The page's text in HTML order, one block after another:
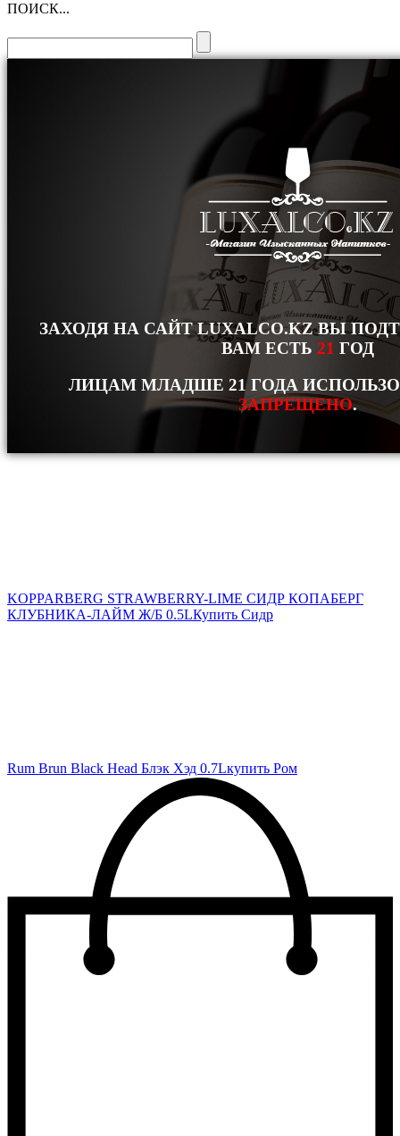
ПОИСК...
ЗАХОДЯ НА САЙТ LUXALCO.KZ ВЫ
ВАМ ЕСТЬ 21 ГОД
ЛИЦАМ МЛАДШЕ 21 ГОДА
ЗАПРЕЩЕНО.
KOPPARBERG STRAWBERRY-LIME СИДР КОПАБЕРГ
КЛУБНИКА-ЛАЙМ Ж/Б 0.5LКупить Сидр
Rum Brun Black Head Блэк Хэд 0.7Lкупить Ром